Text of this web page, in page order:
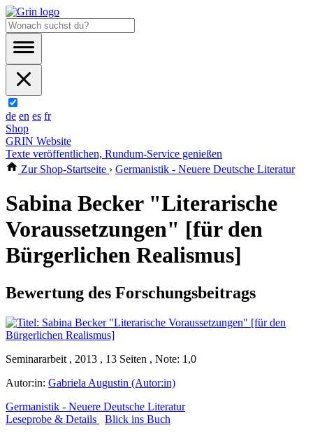
de en es fr
Shop
GRIN Website
Texte veröffentlichen, Rundum-Service genießen
Zur Shop-Startseite › Germanistik - Neuere Deutsche Literatur
Sabina Becker "Literarische
Voraussetzungen" [für den
Bürgerlichen Realismus]
Bewertung des Forschungsbeitrags
Seminararbeit , 2013 , 13 Seiten , Note: 1,0
Autor:in: Gabriela Augustin (Autor:in)
Germanistik - Neuere Deutsche Literatur
Leseprobe & Details
Blick ins Buch